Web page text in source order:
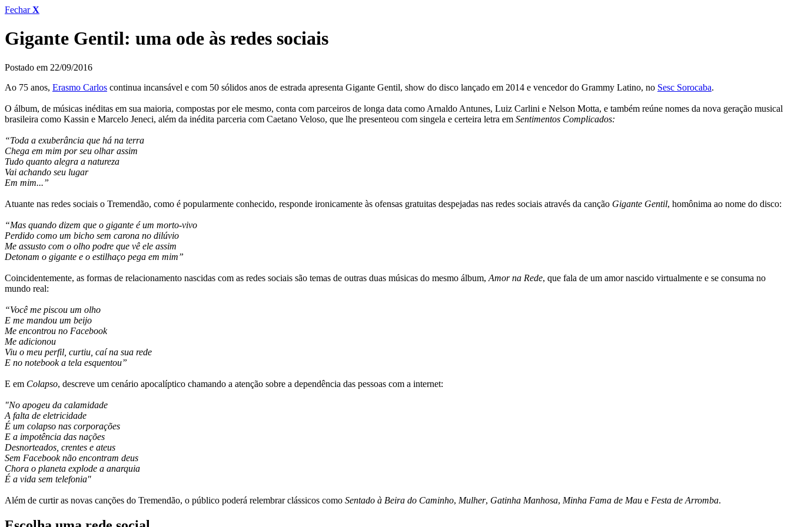
FecharX
Gigante Gentil: uma ode às redes sociais
Postado em 22/09/2016
Ao 75 anos, Erasmo Carlos continua incansável e com 50 sólidos anos de estrada apresenta Gigante Gentil, show do disco lançado em 2014 e vencedor do Grammy Latino, no Sesc Sorocaba.
O álbum, de músicas inéditas em sua maioria, compostas por ele mesmo, conta com parceiros de longa data como Arnaldo Antunes, Luiz Carlini e Nelson Motta, e também reúne nomes da nova geração musical
brasileira como Kassin e Marcelo Jeneci, além da inédita parceria com Caetano Veloso, que lhe presenteou com singela e certeira letra em Sentimentos Complicados:
“Toda a exuberância que há na terra
Chega em mim por seu olhar assim
Tudo quanto alegra a natureza
Vai achando seu lugar
Em mim...”
Atuante nas redes sociais o Tremendão, como é popularmente conhecido, responde ironicamente às ofensas gratuitas despejadas nas redes sociais através da canção Gigante Gentil, homônima ao nome do disco:
“Mas quando dizem que o gigante é um morto-vivo
Perdido como um bicho sem carona no dilúvio
Me assusto com o olho podre que vê ele assim
Detonam o gigante e o estilhaço pega em mim”
Coincidentemente, as formas de relacionamento nascidas com as redes sociais são temas de outras duas músicas do mesmo álbum, Amor na Rede, que fala de um amor nascido virtualmente e se consuma no
mundo real:
“Você me piscou um olho
E me mandou um beijo
Me encontrou no Facebook
Me adicionou
Viu o meu perfil, curtiu, caí na sua rede
E no notebook a tela esquentou”
E em Colapso, descreve um cenário apocalíptico chamando a atenção sobre a dependência das pessoas com a internet:
"No apogeu da calamidade
A falta de eletricidade
É um colapso nas corporações
E a impotência das nações
Desnorteados, crentes e ateus
Sem Facebook não encontram deus
Chora o planeta explode a anarquia
É a vida sem telefonia"
Além de curtir as novas canções do Tremendão, o público poderá relembrar clássicos como Sentado à Beira do Caminho, Mulher, Gatinha Manhosa, Minha Fama de Mau e Festa de Arromba.